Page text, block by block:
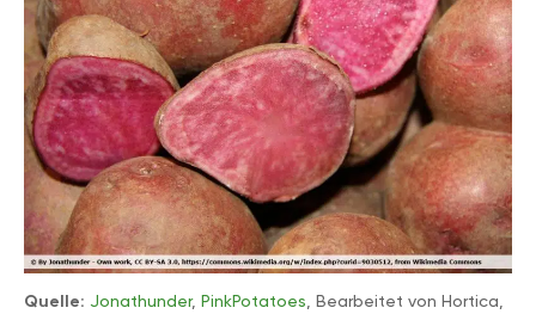
Quelle: Jonathunder, PinkPotatoes, Bearbeitet von Hortica,